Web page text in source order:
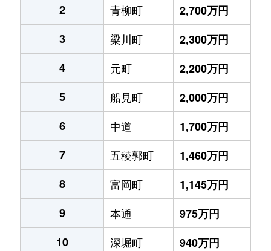
2
青柳町
2,700万円
3
梁川町
2,300万円
4
元町
2,200万円
5
船見町
2,000万円
6
中道
1,700万円
7
五稜郭町
1,460万円
8
富岡町
1,145万円
9
本通
975万円
10
深堀町 940万円